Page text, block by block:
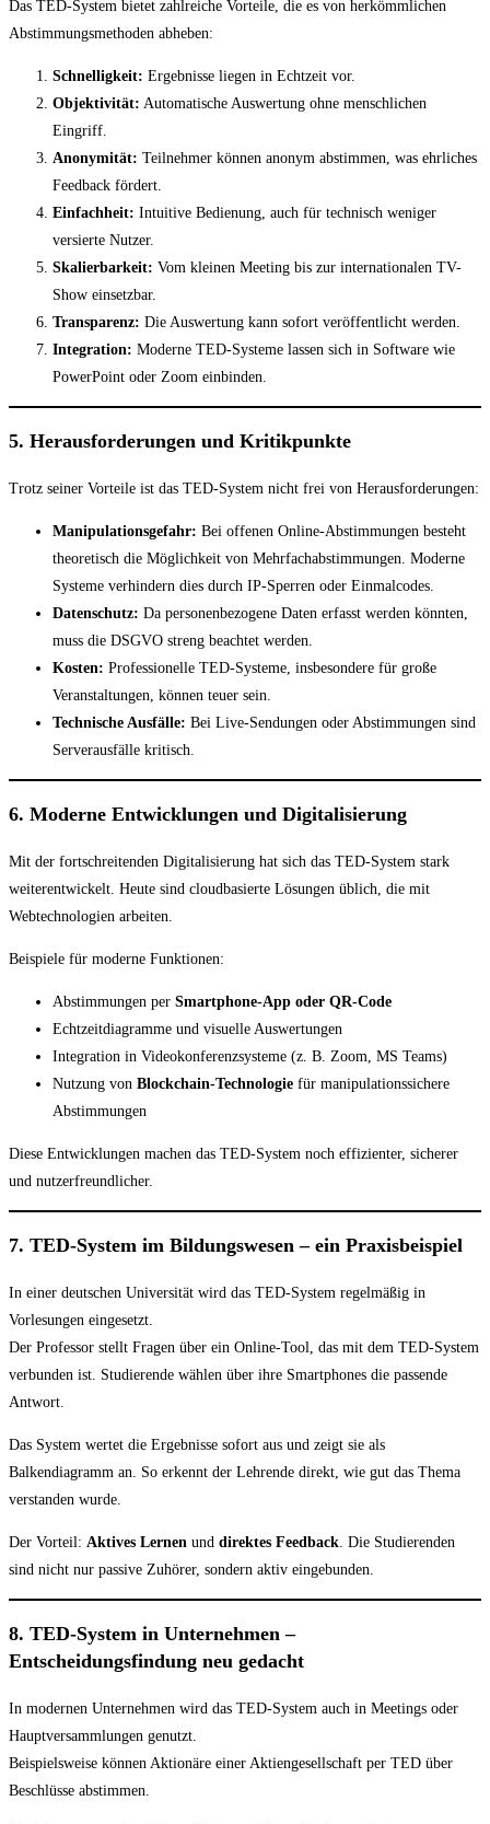
Das TED-System bietet zahlreiche Vorteile, die es von herkömmlichen
Abstimmungsmethoden abheben:
Schnelligkeit: Ergebnisse liegen in Echtzeit vor.
Objektivität: Automatische Auswertung ohne menschlichen
Eingriff.
Anonymität: Teilnehmer können anonym abstimmen, was ehrliches
Feedback fördert.
Einfachheit: Intuitive Bedienung, auch für technisch weniger
versierte Nutzer.
Skalierbarkeit: Vom kleinen Meeting bis zur internationalen TV-
Show einsetzbar.
Transparenz: Die Auswertung kann sofort veröffentlicht werden.
Integration: Moderne TED-Systeme lassen sich in Software wie
PowerPoint oder Zoom einbinden.
5. Herausforderungen und Kritikpunkte
Trotz seiner Vorteile ist das TED-System nicht frei von Herausforderungen:
Manipulationsgefahr: Bei offenen Online-Abstimmungen besteht
theoretisch die Möglichkeit von Mehrfachabstimmungen. Moderne
Systeme verhindern dies durch IP-Sperren oder Einmalcodes.
Datenschutz: Da personenbezogene Daten erfasst werden könnten,
muss die DSGVO streng beachtet werden.
Kosten: Professionelle TED-Systeme, insbesondere für große
Veranstaltungen, können teuer sein.
Technische Ausfälle: Bei Live-Sendungen oder Abstimmungen sind
Serverausfälle kritisch.
6. Moderne Entwicklungen und Digitalisierung
Mit der fortschreitenden Digitalisierung hat sich das TED-System stark
weiterentwickelt. Heute sind cloudbasierte Lösungen üblich, die mit
Webtechnologien arbeiten.
Beispiele für moderne Funktionen:
Abstimmungen per Smartphone-App oder QR-Code
Echtzeitdiagramme und visuelle Auswertungen
Integration in Videokonferenzsysteme (z. B. Zoom, MS Teams)
Nutzung von Blockchain-Technologie für manipulationssichere
Abstimmungen
Diese Entwicklungen machen das TED-System noch effizienter, sicherer
und nutzerfreundlicher.
7. TED-System im Bildungswesen – ein Praxisbeispiel
In einer deutschen Universität wird das TED-System regelmäßig in
Vorlesungen eingesetzt.
Der Professor stellt Fragen über ein Online-Tool, das mit dem TED-System
verbunden ist. Studierende wählen über ihre Smartphones die passende
Antwort.
Das System wertet die Ergebnisse sofort aus und zeigt sie als
Balkendiagramm an. So erkennt der Lehrende direkt, wie gut das Thema
verstanden wurde.
Der Vorteil: Aktives Lernen und direktes Feedback. Die Studierenden
sind nicht nur passive Zuhörer, sondern aktiv eingebunden.
8. TED-System in Unternehmen –
Entscheidungsfindung neu gedacht
In modernen Unternehmen wird das TED-System auch in Meetings oder
Hauptversammlungen genutzt.
Beispielsweise können Aktionäre einer Aktiengesellschaft per TED über
Beschlüsse abstimmen.